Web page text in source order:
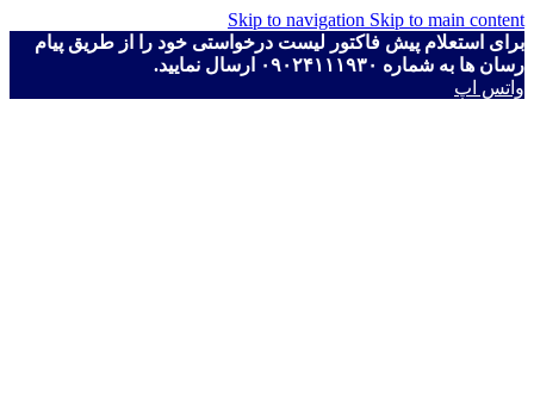
Skip to navigation Skip to main content
برای استعلام پیش فاکتور لیست درخواستی خود را از طریق پیام
رسان ها به شماره ۰۹۰۲۴۱۱۱۹۳۰ ارسال نمایید.
واتس اپ